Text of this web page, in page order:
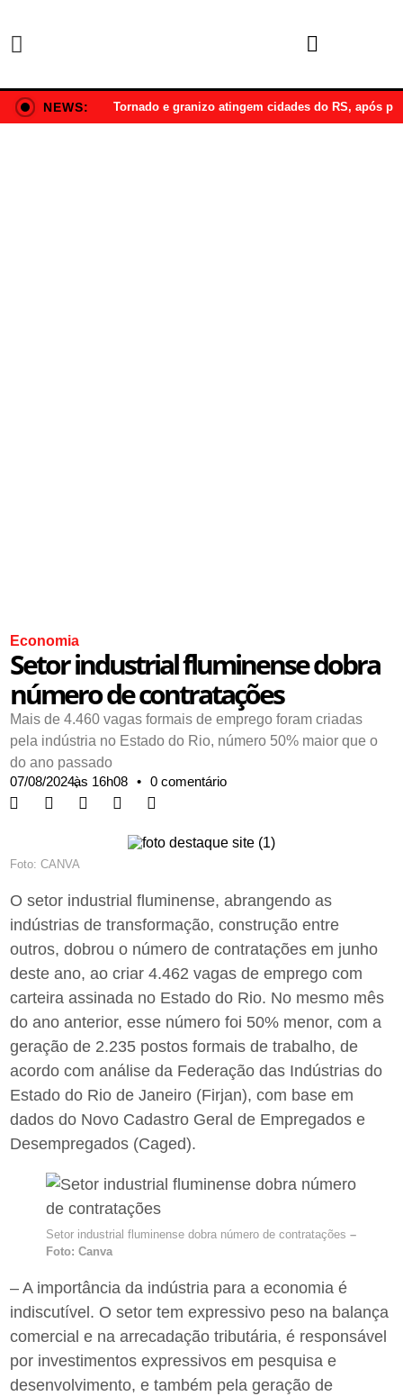
NEWS: Tornado e granizo atingem cidades do RS, após
Economia
Setor industrial fluminense dobra
número de contratações
Mais de 4.460 vagas formais de emprego foram criadas
pela indústria no Estado do Rio, número 50% maior que o
do ano passado
07/08/2024,às 16h08 • 0 comentário
Foto: CANVA
O setor industrial fluminense, abrangendo as
indústrias de transformação, construção entre
outros, dobrou o número de contratações em junho
deste ano, ao criar 4.462 vagas de emprego com
carteira assinada no Estado do Rio. No mesmo mês
do ano anterior, esse número foi 50% menor, com a
geração de 2.235 postos formais de trabalho, de
acordo com análise da Federação das Indústrias do
Estado do Rio de Janeiro (Firjan), com base em
dados do Novo Cadastro Geral de Empregados e
Desempregados (Caged).
Setor industrial fluminense dobra número de contratações–
Foto: Canva
– A importância da indústria para a economia é
indiscutível. O setor tem expressivo peso na balança
comercial e na arrecadação tributária, é responsável
por investimentos expressivos em pesquisa e
desenvolvimento, e também pela geração de